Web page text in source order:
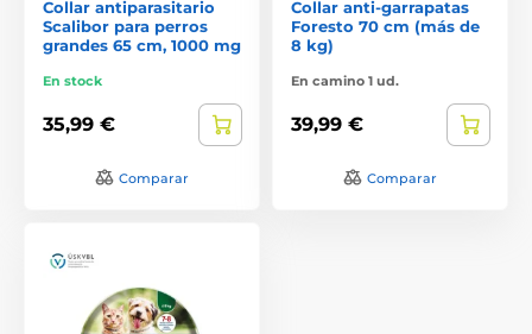
Collar antiparasitario
Scalibor para perros
grandes 65 cm, 1000 mg
En stock
35,99 €
Comparar
Collar anti-garrapatas
Foresto 70 cm (más de
8 kg)
En camino 1 ud.
39,99 €
Comparar